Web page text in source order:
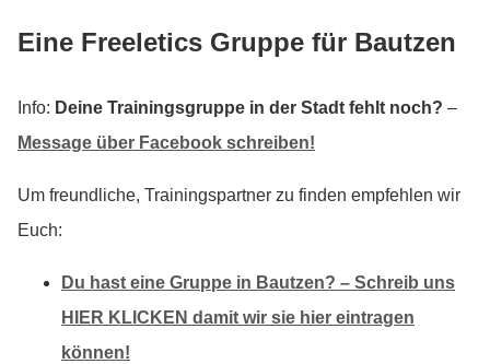
Eine Freeletics Gruppe für Bautzen
Info: Deine Trainingsgruppe in der Stadt fehlt noch? –
Message über Facebook schreiben!
Um freundliche, Trainingspartner zu finden empfehlen wir
Euch:
Du hast eine Gruppe in Bautzen? – Schreib uns
HIER KLICKEN damit wir sie hier eintragen
können!